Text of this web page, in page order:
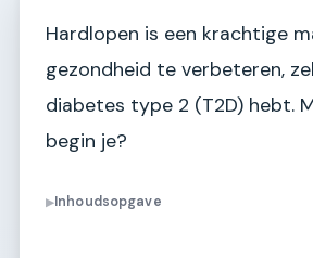
Hardlopen is een krachtige
gezondheid te verbeteren,
diabetes type 2 (T2D) hebt.
begin je?
▶Inhoudsopgave